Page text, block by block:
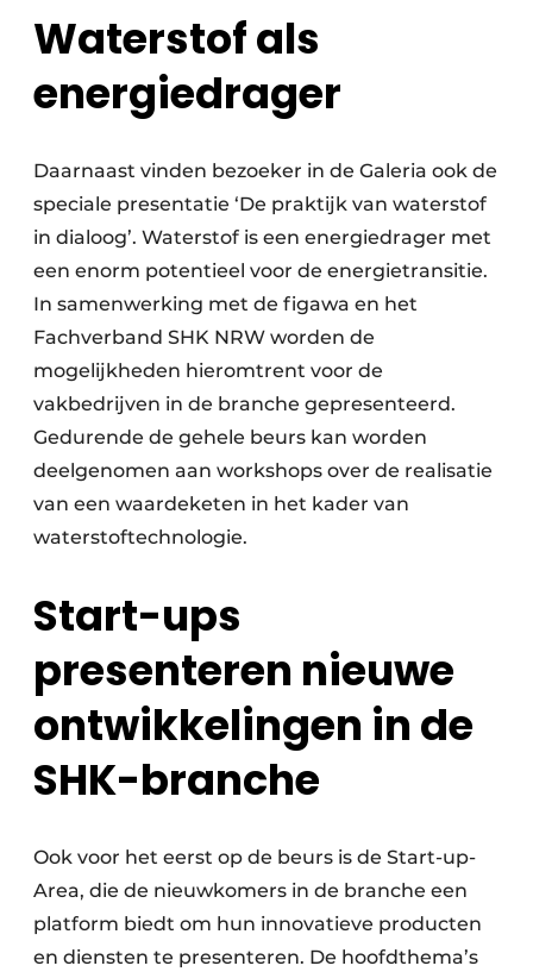
Waterstof als
energiedrager
Daarnaast vinden bezoeker in de Galeria ook de
speciale presentatie ‘De praktijk van waterstof
in dialoog’. Waterstof is een energiedrager met
een enorm potentieel voor de energietransitie.
In samenwerking met de figawa en het
Fachverband SHK NRW worden de
mogelijkheden hieromtrent voor de
vakbedrijven in de branche gepresenteerd.
Gedurende de gehele beurs kan worden
deelgenomen aan workshops over de realisatie
van een waardeketen in het kader van
waterstoftechnologie.
Start-ups
presenteren nieuwe
ontwikkelingen in de
SHK-branche
Ook voor het eerst op de beurs is de Start-up-
Area, die de nieuwkomers in de branche een
platform biedt om hun innovatieve producten
en diensten te presenteren. De hoofdthema’s